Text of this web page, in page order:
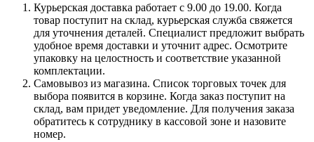
Курьерская доставка работает с 9.00 до 19.00. Когда
товар поступит на склад, курьерская служба свяжется
для уточнения деталей. Специалист предложит выбрать
удобное время доставки и уточнит адрес. Осмотрите
упаковку на целостность и соответствие указанной
комплектации.
Самовывоз из магазина. Список торговых точек для
выбора появится в корзине. Когда заказ поступит на
склад, вам придет уведомление. Для получения заказа
обратитесь к сотруднику в кассовой зоне и назовите
номер.